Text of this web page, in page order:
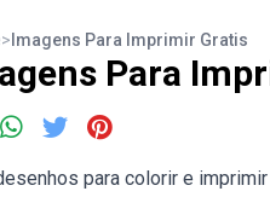
> Imagens Para Imprimir Gratis
Para
para colorir e